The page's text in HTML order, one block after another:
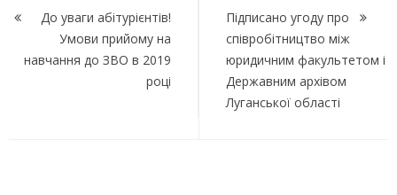
записів
До уваги абітурієнтів!
Умови прийому на
навчання до ЗВО в 2019
році
Підписано угоду про
співробітництво між
юридичним факультетом і
Державним архівом
Луганської області